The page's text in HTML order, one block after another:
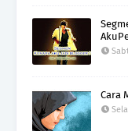
Cara